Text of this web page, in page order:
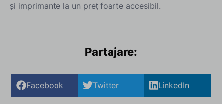
și imprimante la un preț foarte accesibil.
Partajare:
Facebook Twitter LinkedIn